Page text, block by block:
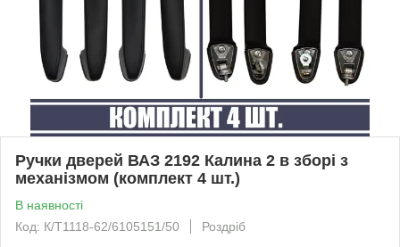
Ручки дверей ВАЗ 2192 Калина 2 в зборі з
механізмом (комплект 4 шт.)
В наявності
Код: К/Т1118-62/6105151/50
Роздріб